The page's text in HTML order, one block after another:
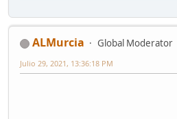
ALMurcia
Global Moderator
Julio 29, 2021, 13:36:18 PM